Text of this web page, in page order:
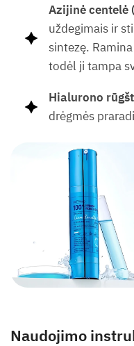
Azijinė centelė
uždegimais ir
sintezę.
todėl ji tampa
Hialurono
drėgmės
Naudojimo